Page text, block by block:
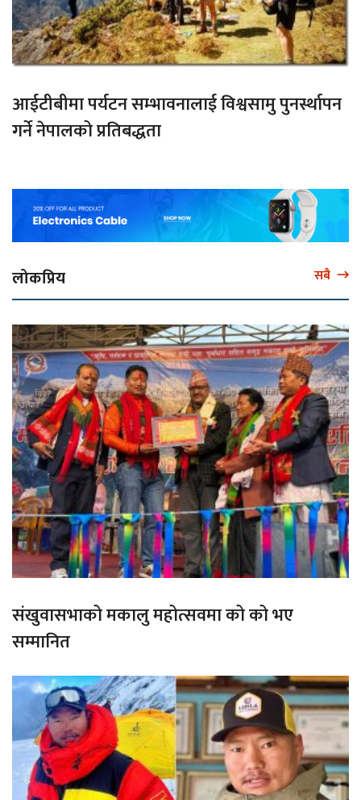
आईटीबीमा पर्यटन सम्भावनालाई विश्वसामु पुनर्स्थापन
गर्ने नेपालको प्रतिबद्धता
लोकप्रिय सबै
संखुवासभाको मकालु महोत्सवमा को को भए
सम्मानित